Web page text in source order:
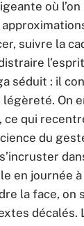
où
suivre la
séduit : il
On
ce qui
du
en journée
la face, on